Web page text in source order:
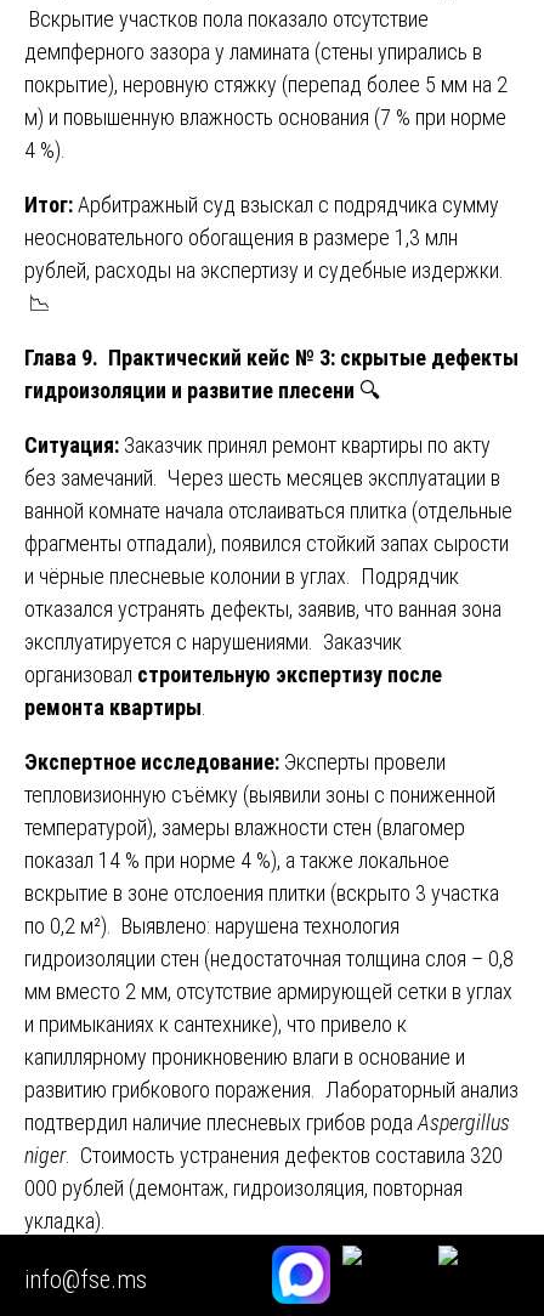
Вскрытие участков пола показало отсутствие
демпферного зазора у ламината (стены упирались в
покрытие), неровную стяжку (перепад более 5 мм на 2
м) и повышенную влажность основания (7 % при норме
4 %).
Итог:Арбитражный суд взыскал с подрядчика сумму
неосновательного обогащения в размере 1,3 млн
рублей, расходы на экспертизу и судебные издержки.
📉
Глава 9. Практический кейс № 3: скрытые дефекты
гидроизоляции и развитие плесени 🔍
Ситуация: Заказчик принял ремонт квартиры по акту
без замечаний. Через шесть месяцев эксплуатации в
ванной комнате начала отслаиваться плитка (отдельные
фрагменты отпадали), появился стойкий запах сырости
и чёрные плесневые колонии в углах. Подрядчик
отказался устранять дефекты, заявив, что ванная зона
эксплуатируется с нарушениями. Заказчик
организовал строительную экспертизу после
ремонта квартиры
Экспертное исследование: Эксперты провели
тепловизионную съёмку (выявили зоны с пониженной
температурой), замеры влажности стен (влагомер
показал 14 % при норме 4 %), а также локальное
вскрытие в зоне отслоения плитки (вскрыто 3 участка
по 0,2 м²). Выявлено: нарушена технология
гидроизоляции стен (недостаточная толщина слоя – 0,8
мм вместо 2 мм, отсутствие армирующей сетки в углах
и примыканиях к сантехнике), что привело к
капиллярному проникновению влаги в основание и
развитию грибкового поражения. Лабораторный анализ
подтвердил наличие плесневых грибов рода Aspergillus
niger. Стоимость устранения дефектов составила 320
000 рублей (демонтаж, гидроизоляция, повторная
укладка).
Итог:Суд принял заключение экспертизы как
неопровержимое доказательство того, что дефекты
info@fse.ms